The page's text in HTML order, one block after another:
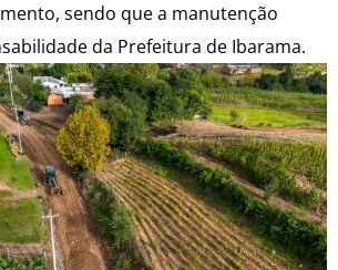
sendo que a manutenção
da Prefeitura de Ibarama.